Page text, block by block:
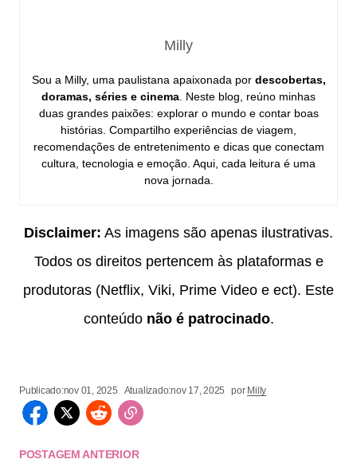
Milly
Sou a Milly, uma paulistana apaixonada por descobertas,
doramas, séries e cinema . Neste blog, reúno minhas
duas grandes paixões: explorar o mundo e contar boas
histórias. Compartilho experiências de viagem,
recomendações de entretenimento e dicas que conectam
cultura, tecnologia e emoção. Aqui, cada leitura é uma
nova jornada.
Disclaimer: As imagens são apenas ilustrativas.
Todos os direitos pertencem às plataformas e
produtoras (Netflix, Viki, Prime Video e ect). Este
conteúdo não é patrocinado.
Publicado:nov 01, 2025 Atualizado:nov 17, 2025 por Milly
POSTAGEM ANTERIOR